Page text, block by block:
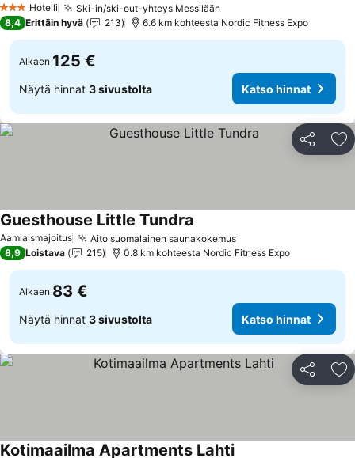
3 Tähtiluokitus
Hotelli Ski-in/ski-out-yhteys Messilään
8,4 Erittäin hyvä 213 6.6 km kohteesta Nordic Fitness Expo
Alkaen 125 €
Näytä hinnat 3 sivustolta Katso hinnat
Jaa
Aamiaismajoitus Aito suomalainen saunakokemus
Guesthouse Little Tundra
8,9 Loistava 215 0.8 km kohteesta Nordic Fitness Expo
Alkaen 83 €
Näytä hinnat 3 sivustolta Katso hinnat
Jaa
Kotimaailma Apartments Lahti